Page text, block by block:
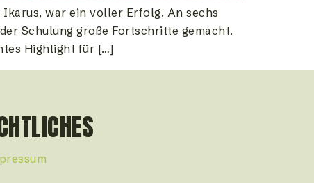
Ikarus, war ein voller Erfolg. An sechs
Schulung große Fortschritte gemacht.
Highlight für […]